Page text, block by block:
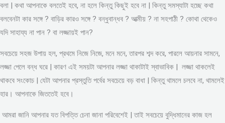
বলা | কথা আপনাকে বলতেই হবে, না হলে কিন্তু কিছুই হবে না | কিন্তু সমস্যাটা হচ্ছে কথা
বলবেনটা কার সঙ্গে ? বাড়ির কারও সঙ্গে ? বন্ধুবান্ধব ? আত্মীয় ? না সহপাঠী ? কোথা থেকেও
যদি সাহায্য না পান ? বা লজ্জায়ই পান?
সবচেয়ে সহজ উপায় হল, প্রথমে নিজে নিজে, মনে মনে, তারপর শব্দ করে, পারলে আয়নার সামনে,
লজ্জা পেলে বন্ধ ঘরে | কারণ এই সময়টা আপনার লজ্জা থাকাটাই স্বাভাবিক | লজ্জা থাকলেই
থাকবে সংকোচ | যেটা আপনার প্রস্তুতি পর্বের সবচেয়ে বড় বাধা | কিন্তু থামলে চলবে না, থামলেই
হার। আপনাকে জিততেই হবে।
আমরা জানি আপনার যত বিপত্তি চেনা জানা পরিবেশেই | তাই সবচেয়ে বুদ্ধিমানের কাজ হল